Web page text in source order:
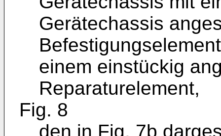
Gerätechassis
einem einstückig
Reparaturelement,
Fig. 8
den in Fig. 7b